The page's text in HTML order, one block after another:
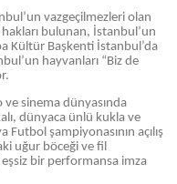
vazgeçilmezleri olan
bulunan, İstanbul’un
Kültür Başkenti İstanbul’da
hayvanları “Biz de
ve sinema dünyasında
dünyaca ünlü kukla ve
şampiyonasının açılış
uğur böceği ve fil
eşsiz bir performansa imza